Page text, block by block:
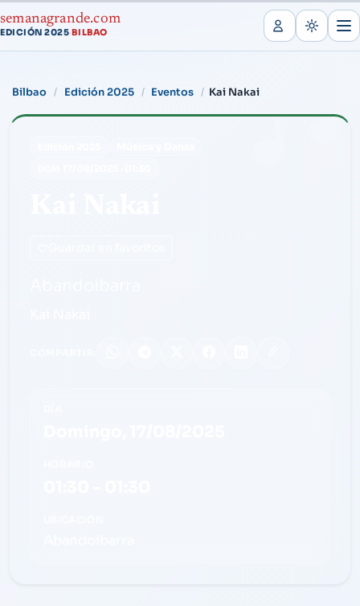
semanagrande.com
EDICIÓN 2025·BILBAO
Bilbao Edición 2025 Eventos Kai Nakai